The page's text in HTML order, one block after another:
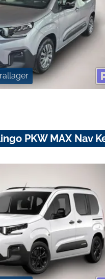
PKW MAX Nav